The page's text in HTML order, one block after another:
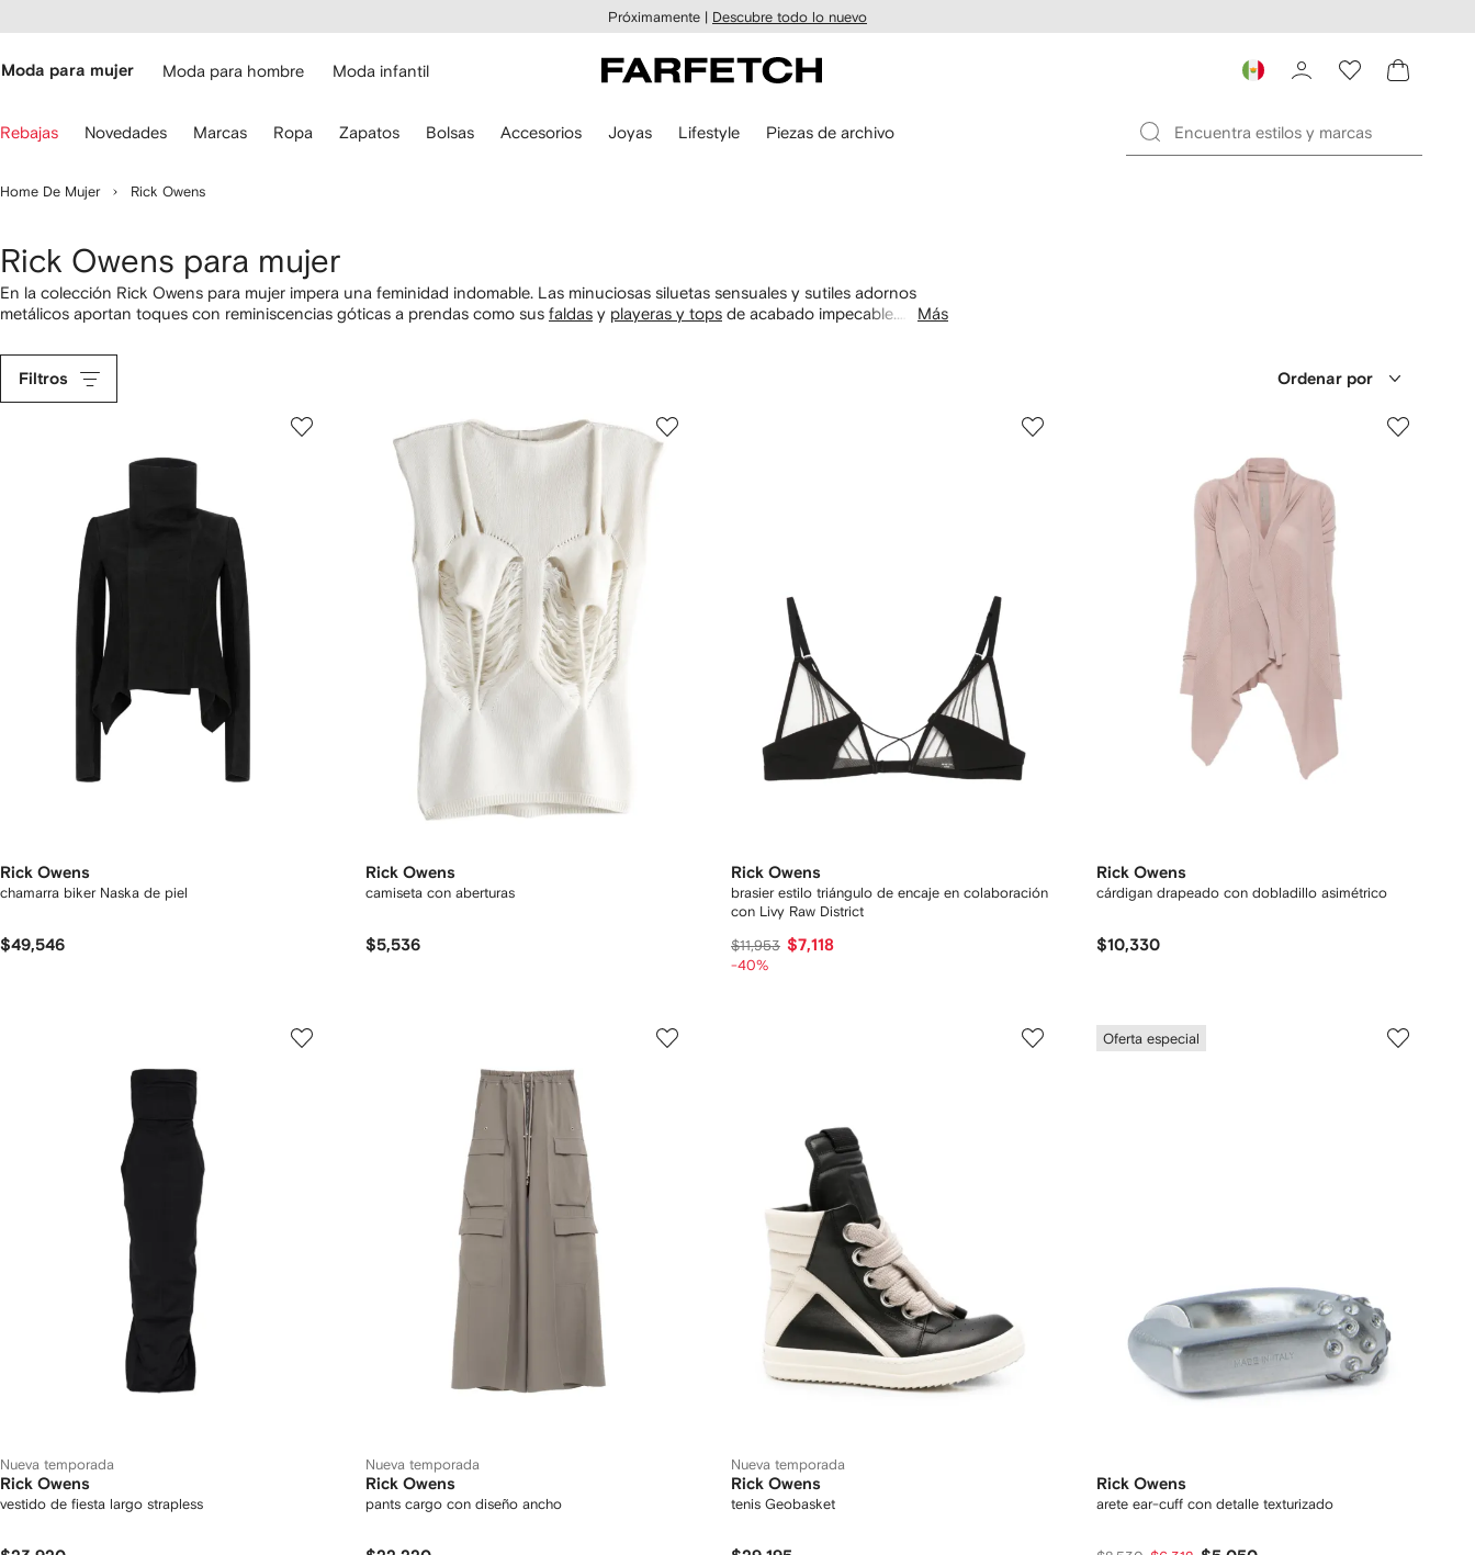
Próximamente | Descubre todo lo nuevo
Moda para mujer Moda para hombre Moda infantil
Rebajas Novedades Marcas Ropa Zapatos Bolsas Accesorios Joyas Lifestyle Piezas de archivo
Home De Mujer Rick Owens
Rick Owens para mujer
En la colección Rick Owens para mujer impera una feminidad indomable. Las minuciosas siluetas sensuales y sutiles adornos
metálicos aportan toques con reminiscencias góticas a prendas como sus faldas y playeras y tops de acabado impecable.
rebelde.
Más
Filtros Ordenar por
Rick Owens
chamarra biker Naska de piel
$49,546
Rick Owens
camiseta con aberturas
$5,536
Rick Owens
brasier estilo triángulo de encaje en colaboración
con Livy Raw District
$11,953 $7,118
-40%
Rick Owens
cárdigan drapeado con dobladillo asimétrico
$10,330
Nueva temporada
Rick Owens
vestido de fiesta largo strapless
Nueva temporada
Rick Owens
pants cargo con diseño ancho
Nueva temporada
Rick Owens
tenis Geobasket
Oferta especial
Rick Owens
arete ear-cuff con detalle texturizado